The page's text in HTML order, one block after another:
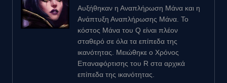
Αυξήθηκαν η Αναπλήρωση Μάνα και η
Ανάπτυξη Αναπλήρωσης Μάνα. Το
κόστος Μάνα του Q είναι πλέον
σταθερό σε όλα τα επίπεδα της
ικανότητας. Μειώθηκε ο Χρόνος
Επαναφόρτισης του R στα αρχικά
επίπεδα της ικανότητας.